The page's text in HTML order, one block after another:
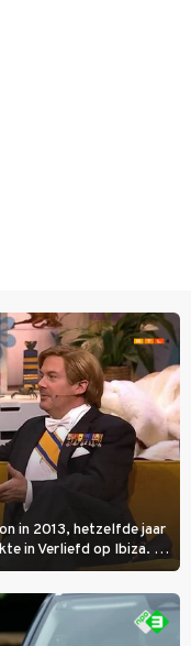
in 2013, hetzelfde jaar
in Verliefd op Ibiza. In
meer weten van het